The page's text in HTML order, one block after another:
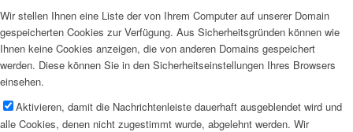
Wir stellen Ihnen eine Liste der von Ihrem Computer auf unserer Domain
gespeicherten Cookies zur Verfügung. Aus Sicherheitsgründen können wie
Ihnen keine Cookies anzeigen, die von anderen Domains gespeichert
werden. Diese können Sie in den Sicherheitseinstellungen Ihres Browsers
einsehen.
Aktivieren, damit die Nachrichtenleiste dauerhaft ausgeblendet wird und
alle Cookies, denen nicht zugestimmt wurde, abgelehnt werden. Wir